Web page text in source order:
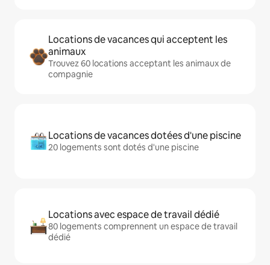
Locations de vacances qui acceptent les
animaux
Trouvez 60 locations acceptant les animaux de
compagnie
Locations de vacances dotées d'une piscine
20 logements sont dotés d'une piscine
Locations avec espace de travail dédié
80 logements comprennent un espace de travail
dédié